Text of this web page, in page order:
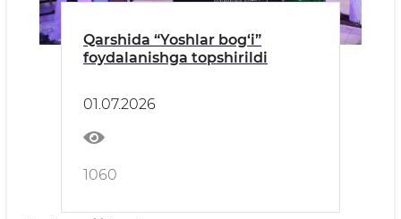
Qarshida “Yoshlar bog‘i”
foydalanishga topshirildi
01.07.2026
1060